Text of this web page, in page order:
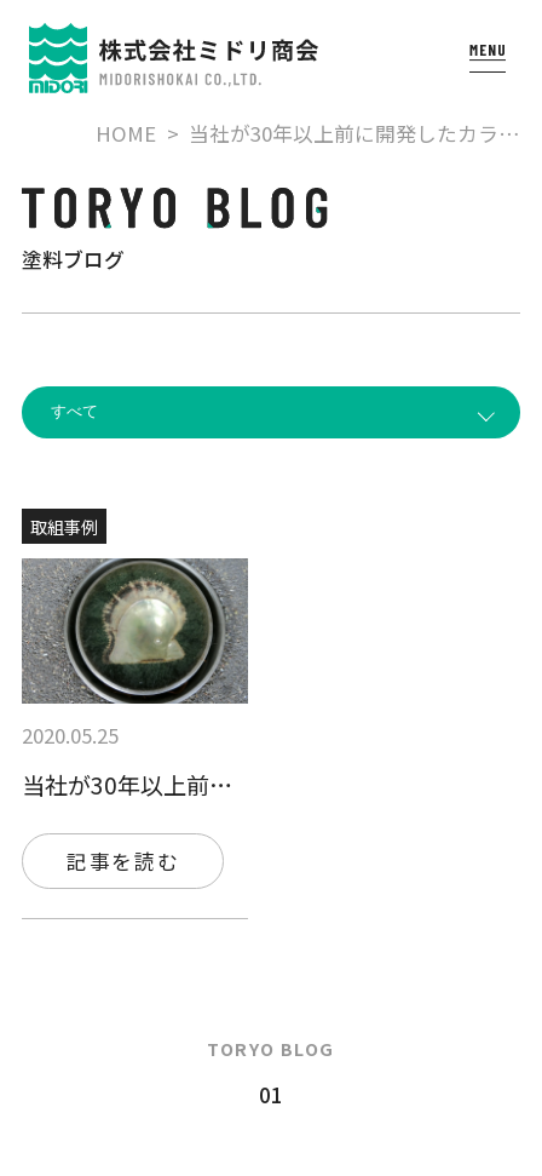
HOME 当社が30年以上前に開発したカラ…
塗料ブログ
取組事例
2020.05.25
当社が30年以上前に開発したカラーマンホ…
記事を読む
TORYO BLOG
01